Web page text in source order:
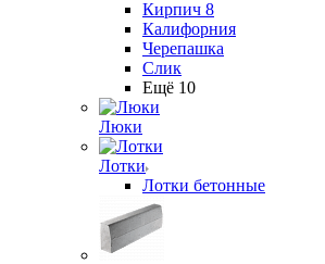
Кирпич 8
Калифорния
Черепашка
Слик
Ещё 10
Люки
Лотки
Лотки бетонные